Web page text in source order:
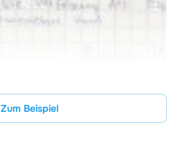
Zum Beispiel